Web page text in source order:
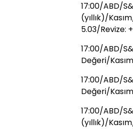
17:00/ABD/
(yıllık)/
5.03/Revize:
17:00/ABD/
Değeri/
17:00/ABD/
Değeri/
17:00/ABD/
(yıllık)/